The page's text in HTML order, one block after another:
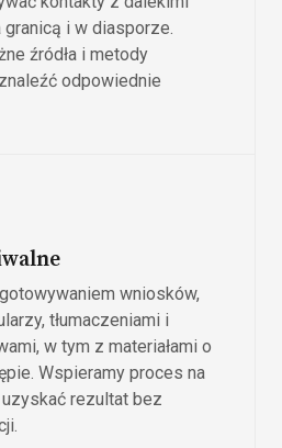
i w diasporze.
źródła i metody
odpowiednie
wniosków,
tłumaczeniami i
w tym z materiałami o
Wspieramy proces na
rezultat bez